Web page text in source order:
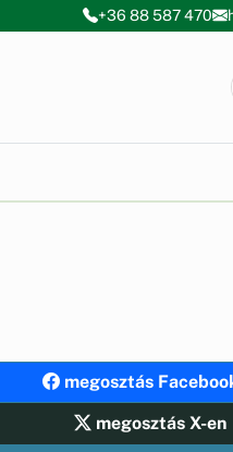
+36 88 587 470
megosztás
megosztás X-en